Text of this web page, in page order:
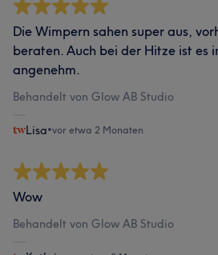
Die Wimpern sahen super aus,
beraten. Auch bei der Hitze ist es
angenehm.
Behandelt von Glow AB Studio
Lisa•vor etwa 2 Monaten
Wow
Behandelt von Glow AB Studio